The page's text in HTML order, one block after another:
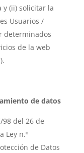
y (ii) solicitar la
Usuarios /
determinados
de la web
de datos
98 del 26 de
Ley n.º
de Datos